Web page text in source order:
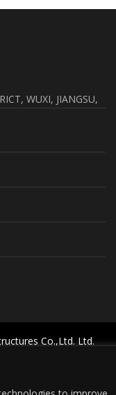
WUXI, JIANGSU,
Co.,Ltd. Ltd.